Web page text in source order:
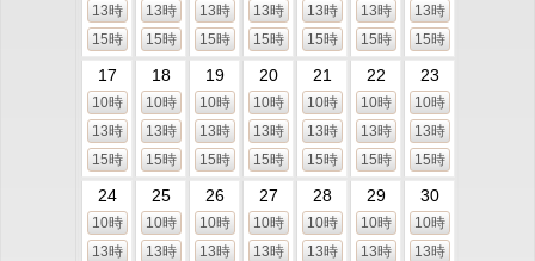
13時
15時
13時
15時
13時
15時
13時
15時
13時
15時
13時
15時
13時
15時
17
10時
13時
15時
18
10時
13時
15時
19
10時
13時
15時
20
10時
13時
15時
21
10時
13時
15時
22
10時
13時
15時
23
10時
13時
15時
24
10時
13時
25
10時
13時
26
10時
13時
27
10時
13時
28
10時
13時
29
10時
13時
30
10時
13時